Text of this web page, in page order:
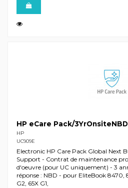
HP eCare Pack/
HP
UC909E
Electronic HP Care Pack Global Next
Support - Contrat de maintenance
d'oeuvre (pour UC uniquement) - 3
réponse : NBD - pour EliteBook 8470,
G2, 65X G1,